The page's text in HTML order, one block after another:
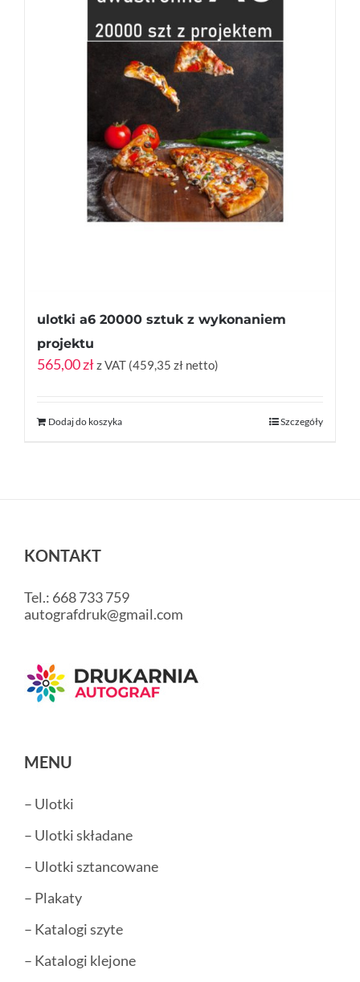
ulotki a6 20000 sztuk z wykonaniem
projektu
565,00złz VAT (459,35 zł netto)
Dodaj do koszyka Szczegóły
KONTAKT
Tel.: 668 733 759
autografdruk@gmail.com
MENU
– Ulotki
– Ulotki składane
– Ulotki sztancowane
– Plakaty
– Katalogi szyte
– Katalogi klejone